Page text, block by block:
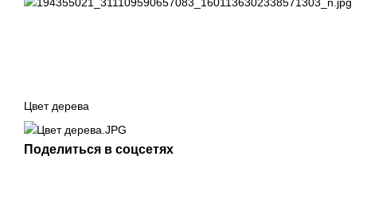
Цвет дерева
Поделиться в соцсетях